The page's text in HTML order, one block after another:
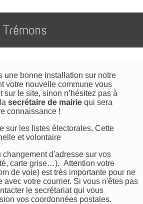
une bonne installation sur notre
votre nouvelle commune vous
sur le site, sinon n’hésitez pas à
lasecrétaire de mairiequi sera
connaissance !
sur les listes électorales. Cette
et volontaire
changement d'adresse sur vos
carte grise…). Attention votre
de voie) est très importante pour ne
avec votre courrier. Si vous n'êtes pas
le secrétariat qui vous
vos coordonnées postales.